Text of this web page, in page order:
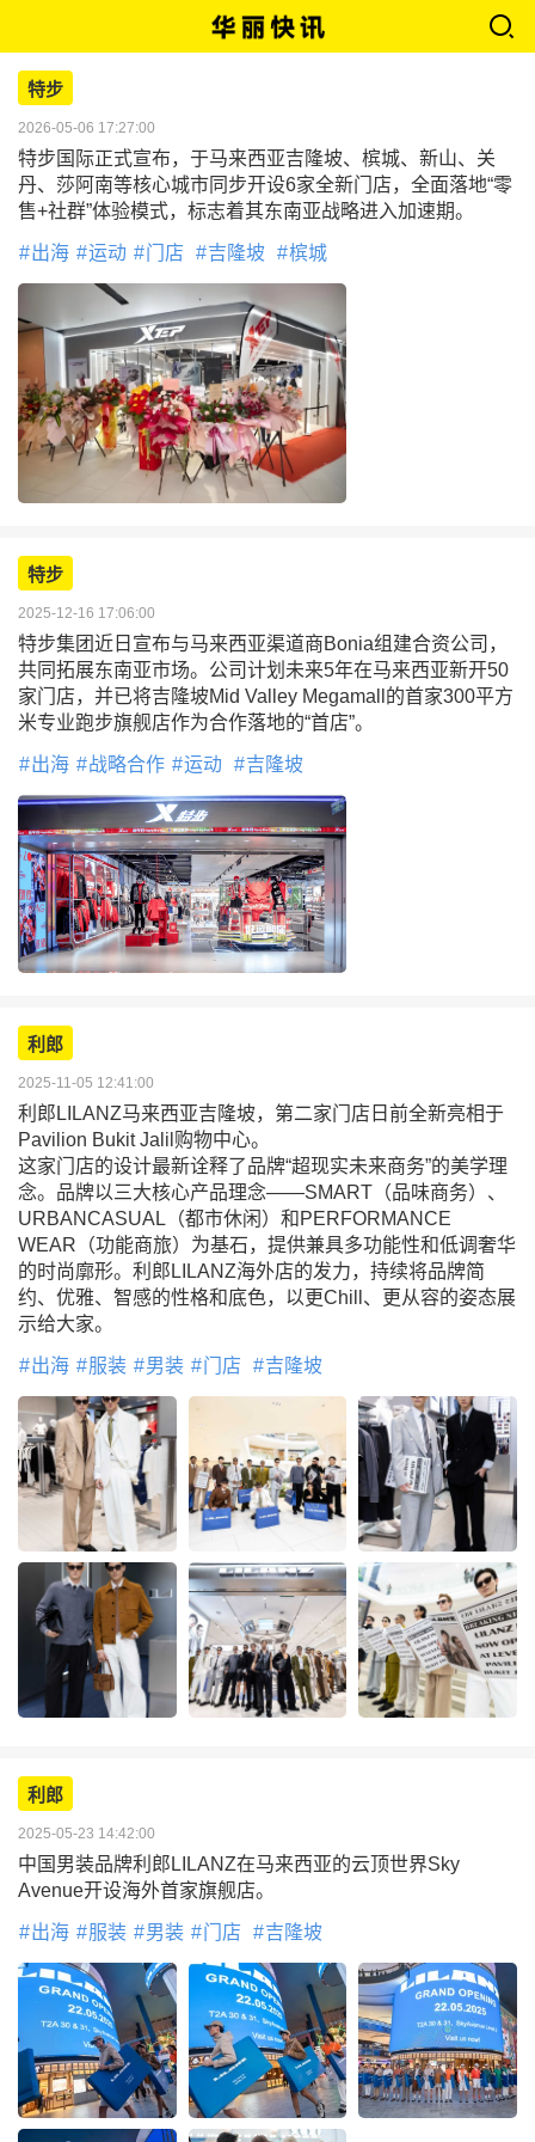
特步
2026-05-06 17:27:00
特步国际正式宣布，于马来西亚吉隆坡、槟城、新山、关
丹、莎阿南等核心城市同步开设6家全新门店，全面落地“零
售+社群”体验模式，标志着其东南亚战略进入加速期。
出海 运动 门店 吉隆坡 槟城
特步
2025-12-16 17:06:00
特步集团近日宣布与马来西亚渠道商Bonia组建合资公司，
共同拓展东南亚市场。公司计划未来5年在马来西亚新开50
家门店，并已将吉隆坡Mid Valley Megamall的首家300平方
米专业跑步旗舰店作为合作落地的“首店”。
出海 战略合作 运动 吉隆坡
利郎
2025-11-05 12:41:00
利郎LILANZ马来西亚吉隆坡，第二家门店日前全新亮相于
Pavilion Bukit Jalil购物中心。
这家门店的设计最新诠释了品牌“超现实未来商务”的美学理
念。品牌以三大核心产品理念——SMART（品味商务）、
URBANCASUAL（都市休闲）和PERFORMANCE
WEAR（功能商旅）为基石，提供兼具多功能性和低调奢华
的时尚廓形。利郎LILANZ海外店的发力，持续将品牌简
约、优雅、智感的性格和底色，以更Chill、更从容的姿态展
示给大家。
出海 服装 男装 门店 吉隆坡
利郎
2025-05-23 14:42:00
中国男装品牌利郎LILANZ在马来西亚的云顶世界Sky
Avenue开设海外首家旗舰店。
出海 服装 男装 门店 吉隆坡